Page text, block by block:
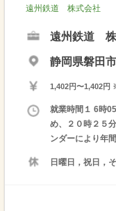
遠州鉄道 株式会社
遠州鉄道
静岡県磐田市
1,402円〜1,402円
就業時間１ 6時
め、２０時２５
ンダーにより年
日曜日，祝日，